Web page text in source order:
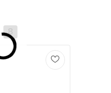
8